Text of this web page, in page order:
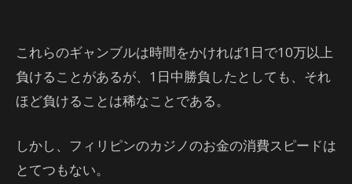
これらのギャンブルは時間をかければ1日で10万以上
負けることがあるが、1日中勝負したとしても、それ
ほど負けることは稀なことである。
しかし、フィリピンのカジノのお金の消費スピードは
とてつもない。